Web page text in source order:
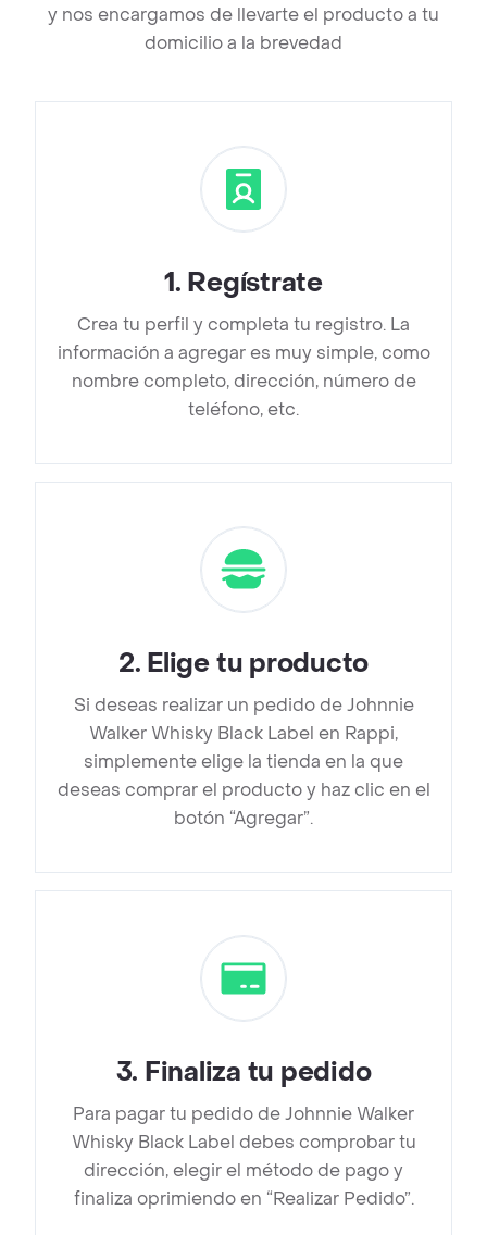
y nos encargamos de llevarte el producto a tu
domicilio a la brevedad
1. Regístrate
Crea tu perfil y completa tu registro. La
información a agregar es muy simple, como
nombre completo, dirección, número de
teléfono, etc.
2. Elige tu producto
Si deseas realizar un pedido de Johnnie
Walker Whisky Black Label en Rappi,
simplemente elige la tienda en la que
deseas comprar el producto y haz clic en el
botón “Agregar”.
3. Finaliza tu pedido
Para pagar tu pedido de Johnnie Walker
Whisky Black Label debes comprobar tu
dirección, elegir el método de pago y
finaliza oprimiendo en “Realizar Pedido”.